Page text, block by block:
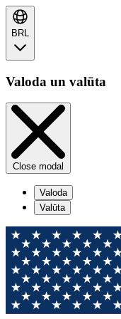
BRL
Valoda un valūta
Close modal
Valoda
Valūta